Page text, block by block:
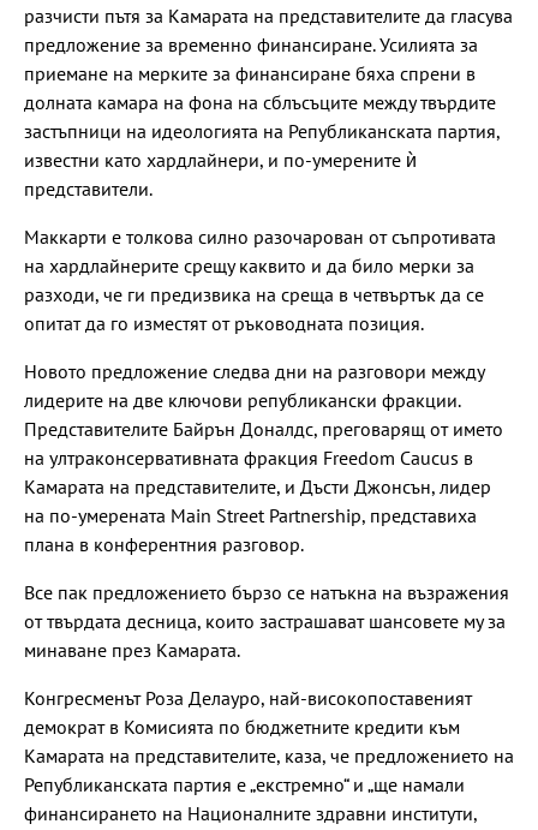
разчисти пътя за Камарата на представителите да гласува
предложение за временно финансиране. Усилията за
приемане на мерките за финансиране бяха спрени в
долната камара на фона на сблъсъците между твърдите
застъпници на идеологията на Републиканската партия,
известни като хардлайнери, и по-умерените ѝ
представители.
Маккарти е толкова силно разочарован от съпротивата
на хардлайнерите срещу каквито и да било мерки за
разходи, че ги предизвика на среща в четвъртък да се
опитат да го изместят от ръководната позиция.
Новото предложение следва дни на разговори между
лидерите на две ключови републикански фракции.
Представителите Байрън Доналдс, преговарящ от името
на ултраконсервативната фракция Freedom Caucus в
Камарата на представителите, и Дъсти Джонсън, лидер
на по-умерената Main Street Partnership, представиха
плана в конферентния разговор.
Все пак предложението бързо се натъкна на възражения
от твърдата десница, които застрашават шансовете му за
минаване през Камарата.
Конгресменът Роза Делауро, най-високопоставеният
демократ в Комисията по бюджетните кредити към
Камарата на представителите, каза, че предложението на
Републиканската партия е „екстремно“ и „ще намали
финансирането на Националните здравни институти,